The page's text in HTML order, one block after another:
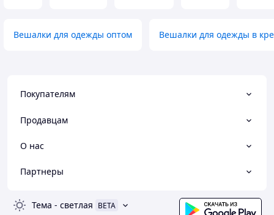
Вешалки для одежды оптом Вешалки для одежды в
Покупателям
Продавцам
О нас
Партнеры
Тема - светлая BETA